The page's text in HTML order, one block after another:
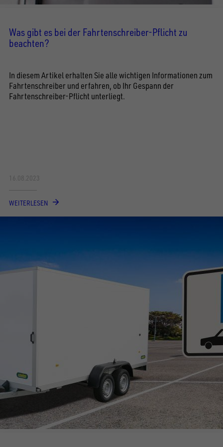
Was gibt es bei der Fahrtenschreiber-Pflicht zu
beachten?
In diesem Artikel erhalten Sie alle wichtigen Informationen zum
Fahrtenschreiber und erfahren, ob Ihr Gespann der
Fahrtenschreiber-Pflicht unterliegt.
16.08.2023
WEITERLESEN